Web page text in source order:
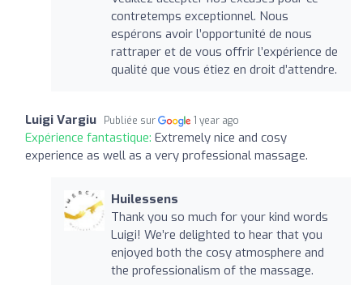
contretemps exceptionnel. Nous
espérons avoir l’opportunité de nous
rattraper et de vous offrir l’expérience de
qualité que vous étiez en droit d’attendre.
Luigi Vargiu Publiée sur 1 year ago
Expérience fantastique: Extremely nice and cosy
experience as well as a very professional massage.
Huilessens
Thank you so much for your kind words
Luigi! We’re delighted to hear that you
enjoyed both the cosy atmosphere and
the professionalism of the massage.